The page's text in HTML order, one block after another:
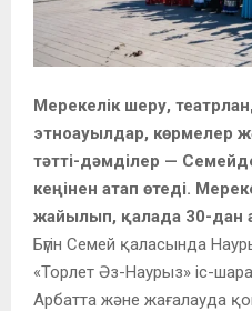
Мерекелік шеру,
этноауылдар, көрмелер
тәтті-дәмділер —
кеңінен атап өтеді.
жайылып, қалада 30-дан
Бүгін Семей қаласында
«Торлет Әз-Наурыз» іс-
Арбатта және жағалауда